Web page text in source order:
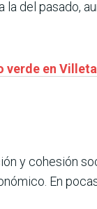
del pasado,
verde en Villeta
y cohesión
En